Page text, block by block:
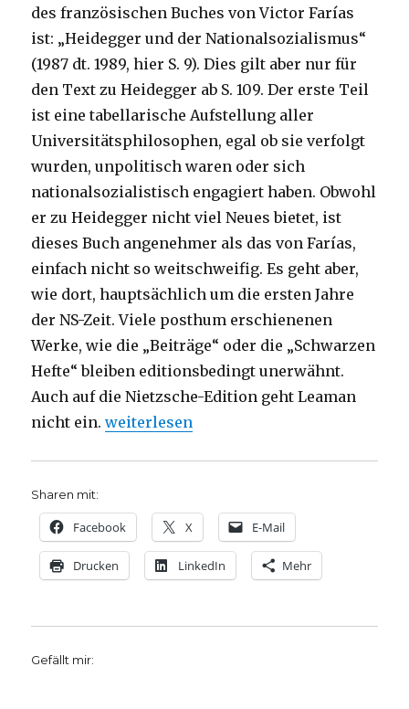
des französischen Buches von Victor Farías
ist: „Heidegger und der Nationalsozialismus“
(1987 dt. 1989, hier S. 9). Dies gilt aber nur für
den Text zu Heidegger ab S. 109. Der erste Teil
ist eine tabellarische Aufstellung aller
Universitätsphilosophen, egal ob sie verfolgt
wurden, unpolitisch waren oder sich
nationalsozialistisch engagiert haben. Obwohl
er zu Heidegger nicht viel Neues bietet, ist
dieses Buch angenehmer als das von Farías,
einfach nicht so weitschweifig. Es geht aber,
wie dort, hauptsächlich um die ersten Jahre
der NS-Zeit. Viele posthum erschienenen
Werke, wie die „Beiträge“ oder die „Schwarzen
Hefte“ bleiben editionsbedingt unerwähnt.
Auch auf die Nietzsche-Edition geht Leaman
nicht ein.„Heidegger als Nationalsozialist,
weiterlesen
Sharen mit:
Facebook X E-Mail
Drucken LinkedIn Mehr
Gefällt mir: